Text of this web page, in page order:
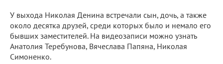
У выхода Николая Денина встречали сын, дочь, а также
около десятка друзей, среди которых было и немало его
бывших заместителей. На видеозаписи можно узнать
Анатолия Теребунова, Вячеслава Папяна, Николая
Симоненко.